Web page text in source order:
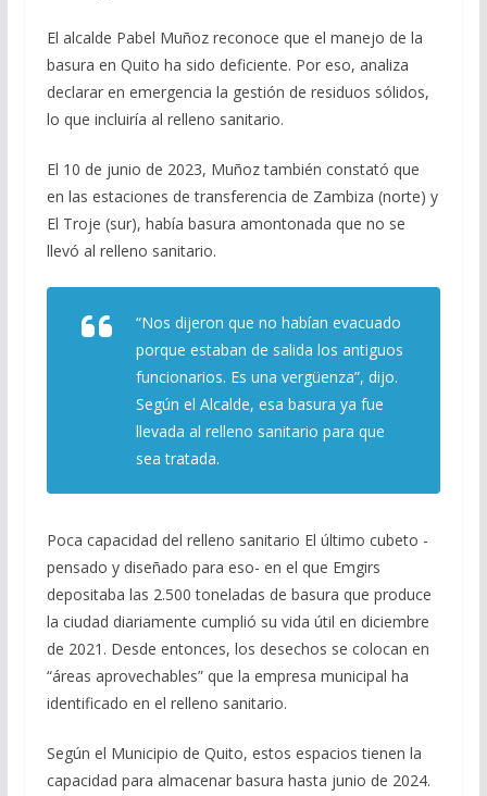
El alcalde Pabel Muñoz reconoce que el manejo de la
basura en Quito ha sido deficiente. Por eso, analiza
declarar en emergencia la gestión de residuos sólidos,
lo que incluiría al relleno sanitario.
El 10 de junio de 2023, Muñoz también constató que
en las estaciones de transferencia de Zambiza (norte) y
El Troje (sur), había basura amontonada que no se
llevó al relleno sanitario.
“Nos dijeron que no habían evacuado
porque estaban de salida los antiguos
funcionarios. Es una vergüenza”, dijo.
Según el Alcalde, esa basura ya fue
llevada al relleno sanitario para que
sea tratada.
Poca capacidad del relleno sanitario El último cubeto -
pensado y diseñado para eso- en el que Emgirs
depositaba las 2.500 toneladas de basura que produce
la ciudad diariamente cumplió su vida útil en diciembre
de 2021. Desde entonces, los desechos se colocan en
“áreas aprovechables” que la empresa municipal ha
identificado en el relleno sanitario.
Según el Municipio de Quito, estos espacios tienen la
capacidad para almacenar basura hasta junio de 2024.